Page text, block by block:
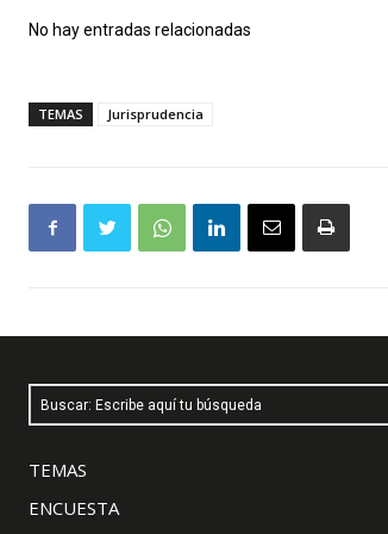
No hay entradas relacionadas
TEMAS Jurisprudencia
Buscar: Escribe aquí tu búsqueda
TEMAS
ENCUESTA